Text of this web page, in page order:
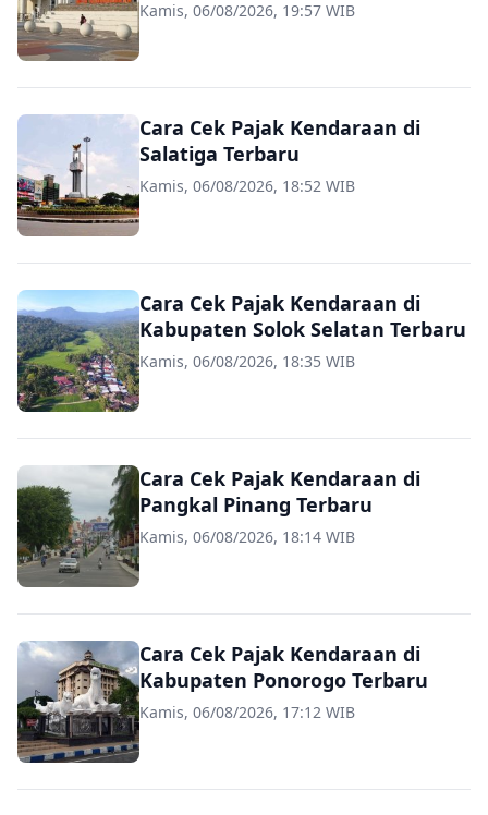
Kamis, 06/08/2026, 19:57 WIB
Cara Cek Pajak Kendaraan di
Salatiga Terbaru
Kamis, 06/08/2026, 18:52 WIB
Cara Cek Pajak Kendaraan di
Kabupaten Solok Selatan Terbaru
Kamis, 06/08/2026, 18:35 WIB
Cara Cek Pajak Kendaraan di
Pangkal Pinang Terbaru
Kamis, 06/08/2026, 18:14 WIB
Cara Cek Pajak Kendaraan di
Kabupaten Ponorogo Terbaru
Kamis, 06/08/2026, 17:12 WIB